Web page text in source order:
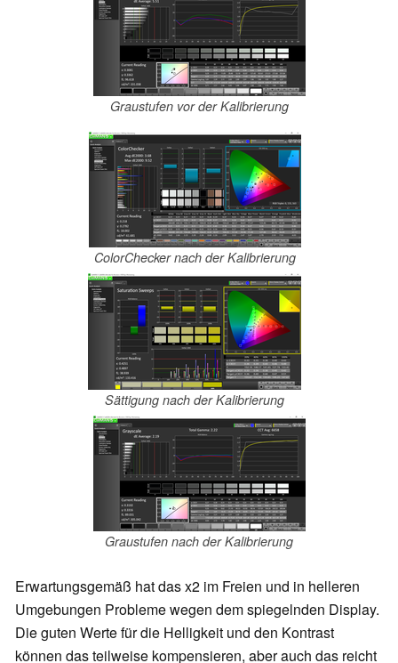
Graustufen vor der Kalibrierung
ColorChecker nach der Kalibrierung
Sättigung nach der Kalibrierung
Graustufen nach der Kalibrierung
Erwartungsgemäß hat das x2 im Freien und in helleren
Umgebungen Probleme wegen dem spiegelnden Display.
Die guten Werte für die Helligkeit und den Kontrast
können das teilweise kompensieren, aber auch das reicht